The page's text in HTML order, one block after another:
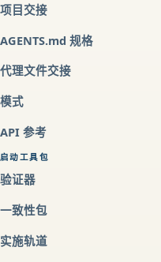
项目交接
AGENTS.md 规格
代理文件交接
模式
API 参考
启动工具包
验证器
一致性包
实施轨道